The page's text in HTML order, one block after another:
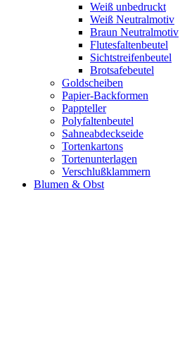
Weiß unbedruckt
Weiß Neutralmotiv
Braun Neutralmotiv
Flutesfaltenbeutel
Sichtstreifenbeutel
Brotsafebeutel
Goldscheiben
Papier-Backformen
Pappteller
Polyfaltenbeutel
Sahneabdeckseide
Tortenkartons
Tortenunterlagen
Verschlußklammern
Blumen & Obst